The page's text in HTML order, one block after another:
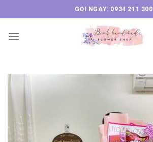
to
content
GỌI NGAY: 0934 211 300